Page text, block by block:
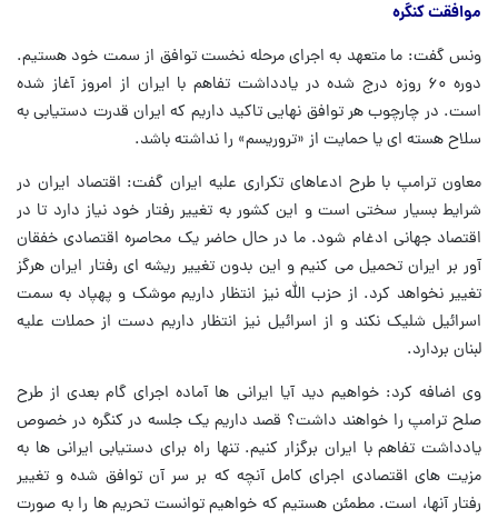
موافقت کنگره
ونس گفت: ما متعهد به اجرای مرحله نخست توافق از سمت خود هستیم.
دوره ۶۰ روزه درج شده در یادداشت تفاهم با ایران از امروز آغاز شده
است. در چارچوب هر توافق نهایی تاکید داریم که ایران قدرت دستیابی به
سلاح هسته ای یا حمایت از «تروریسم» را نداشته باشد.
معاون ترامپ با طرح ادعاهای تکراری علیه ایران گفت: اقتصاد ایران در
شرایط بسیار سختی است و این کشور به تغییر رفتار خود نیاز دارد تا در
اقتصاد جهانی ادغام شود. ما در حال حاضر یک محاصره اقتصادی خفقان
آور بر ایران تحمیل می کنیم و این بدون تغییر ریشه ای رفتار ایران هرگز
تغییر نخواهد کرد. از حزب الله نیز انتظار داریم موشک و پهپاد به سمت
اسرائیل شلیک نکند و از اسرائیل نیز انتظار داریم دست از حملات علیه
لبنان بردارد.
وی اضافه کرد: خواهیم دید آیا ایرانی ها آماده اجرای گام بعدی از طرح
صلح ترامپ را خواهند داشت؟ قصد داریم یک جلسه در کنگره در خصوص
یادداشت تفاهم با ایران برگزار کنیم. تنها راه برای دستیابی ایرانی ها به
مزیت های اقتصادی اجرای کامل آنچه که بر سر آن توافق شده و تغییر
رفتار آنها، است. مطمئن هستیم که خواهیم توانست تحریم ها را به صورت